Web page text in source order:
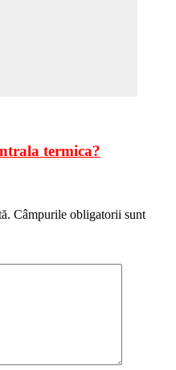
termica?
Câmpurile obligatorii sunt